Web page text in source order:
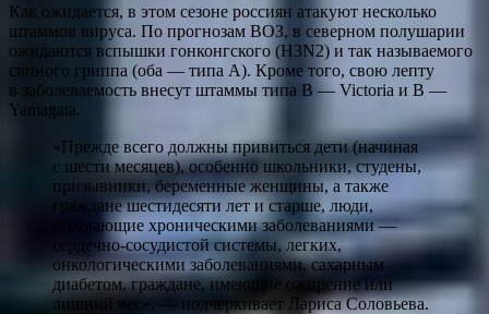
Как ожидается, в этом сезоне россиян атакуют несколько
штаммов вируса. По прогнозам ВОЗ, в северном полушарии
ожидаются вспышки гонконгского (H3N2) и так называемого
свиного гриппа (оба — типа А). Кроме того, свою лепту
в заболеваемость внесут штаммы типа В — Victoria и В —
Yamagata.
«Прежде всего должны привиться дети (начиная
с шести месяцев), особенно школьники, студены,
призывники, беременные женщины, а также
граждане шестидесяти лет и старше, люди,
страдающие хроническими заболеваниями —
сердечно-сосудистой системы, легких,
онкологическими заболеваниями, сахарным
диабетом, граждане, имеющие ожирение или
лишний вес», — подчеркивает Лариса Соловьева.